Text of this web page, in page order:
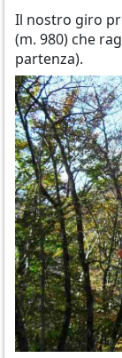
Il nostro giro
(m. 980) che
partenza).